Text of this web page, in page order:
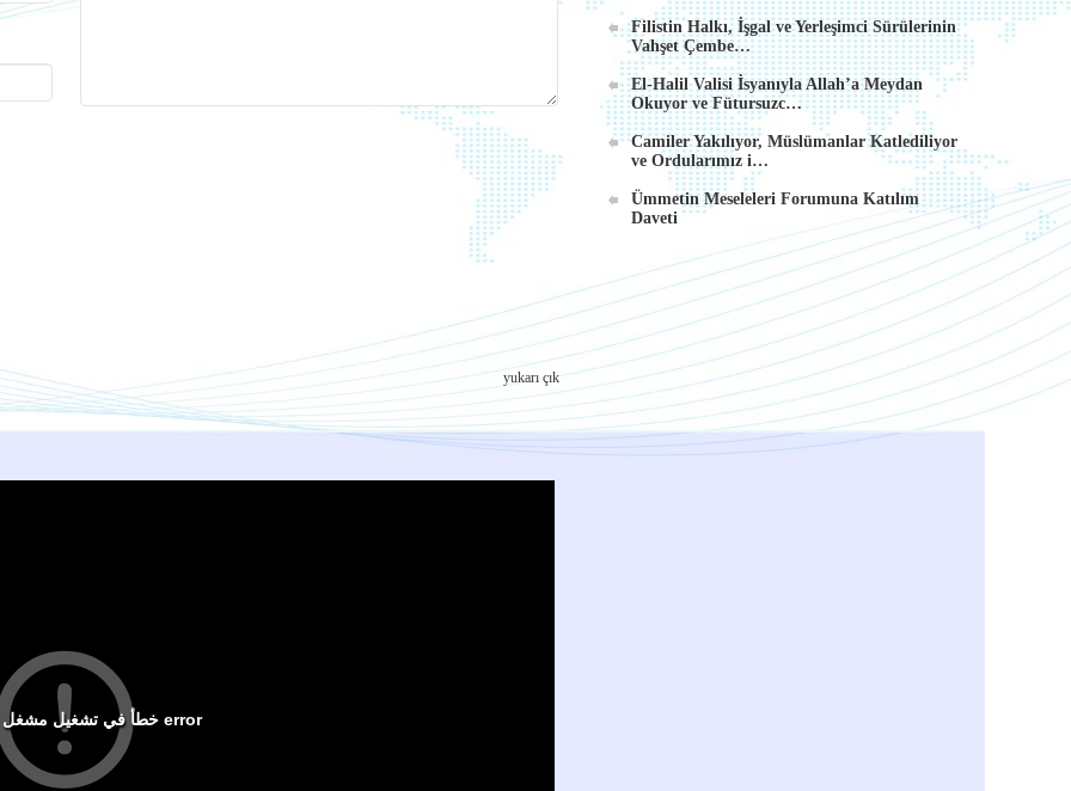
yukarı çık
Filistin Halkı, İşgal ve Yerleşimci Sürülerinin
Vahşet Çembe…
El-Halil Valisi İsyanıyla Allah’a Meydan
Okuyor ve Fütursuzc…
Camiler Yakılıyor, Müslümanlar Katlediliyor
ve Ordularımız i…
Ümmetin Meseleleri Forumuna Katılım
Daveti